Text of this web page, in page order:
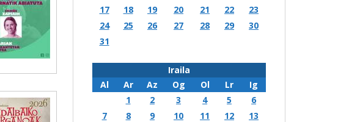
17
18 19 20 21 22
23
24
25 26 27 28 29
30
31
Iraila
Al
Ar Az Og Ol Lr
Ig
1
2 3 4 5
6
7
8 9 10 11 12
13